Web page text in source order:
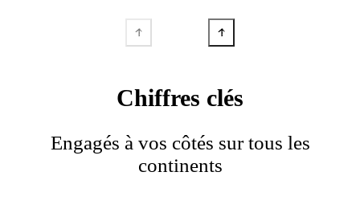
Chiffres clés
Engagés à vos côtés sur tous les
continents